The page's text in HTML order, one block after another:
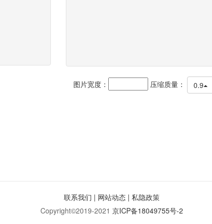
图片宽度： 压缩质量： 0.9
联系我们 | 网站动态 | 私隐政策
Copyright©2019-2021 京ICP备18049755号-2